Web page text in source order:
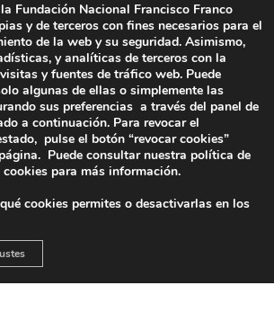
Nacional Francisco Franco
Fundación Nacional Francisco Franco
y de terceros con fines necesarios para el
de la web y su seguridad. Asimismo,
y analíticas de terceros con la
y fuentes de tráfico web. Puede
algunas de ellas o simplemente las
sus preferencias a través del panel de
a continuación. Para revocar el
pulse el botón “revocar cookies”
Puede consultar nuestra política de
para más información.
cookies permites o desactivarlas en los